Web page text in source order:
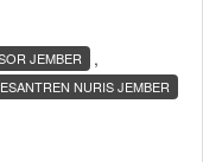
,
JEMBER
NURIS JEMBER